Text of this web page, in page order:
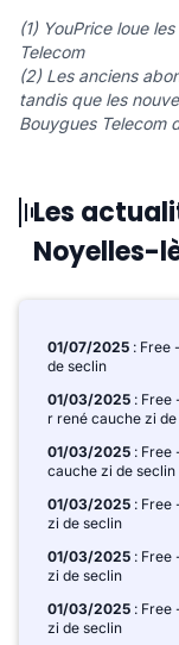
(1) YouPrice loue
Telecom
(2) Les anciens
tandis que les
Bouygues Telecom
Les
Noyelles-
01/07/2025 : Free
de seclin
01/03/2025 : Free
r rené cauche zi
01/03/2025 : Free
cauche zi de seclin
01/03/2025 : Free
zi de seclin
01/03/2025 : Free
zi de seclin
01/03/2025 : Free
zi de seclin